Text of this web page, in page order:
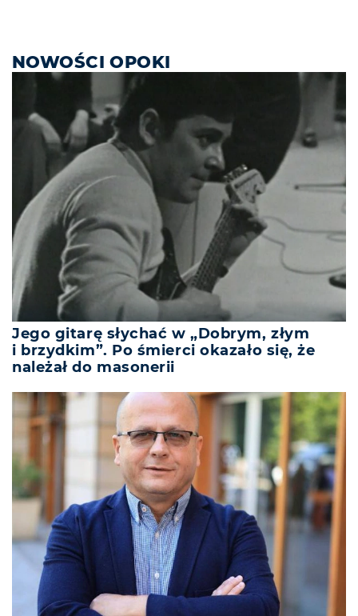
NOWOŚCI OPOKI
Jego gitarę słychać w „Dobrym, złym
i brzydkim”. Po śmierci okazało się, że
należał do masonerii